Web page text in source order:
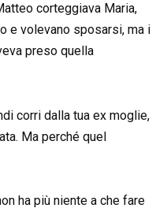
corteggiava Maria,
e volevano sposarsi, ma i
preso quella
corri dalla tua ex moglie,
Ma perché quel
ha più niente a che fare